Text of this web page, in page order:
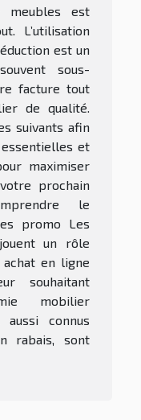
meubles est
L’utilisation
est un
sous-
facture tout
de qualité.
suivants afin
et
maximiser
prochain
le
promo Les
un rôle
en ligne
souhaitant
mobilier
aussi connus
rabais, sont